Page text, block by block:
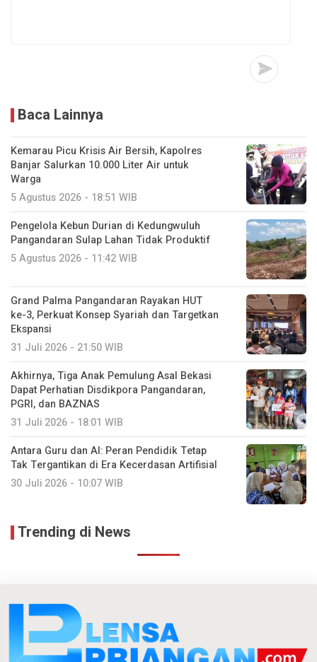
Baca Lainnya
Kemarau Picu Krisis Air Bersih, Kapolres
Banjar Salurkan 10.000 Liter Air untuk
Warga
5 Agustus 2026 - 18:51 WIB
Pengelola Kebun Durian di Kedungwuluh
Pangandaran Sulap Lahan Tidak Produktif ‎
5 Agustus 2026 - 11:42 WIB
Grand Palma Pangandaran Rayakan HUT
ke-3, Perkuat Konsep Syariah dan Targetkan
Ekspansi
31 Juli 2026 - 21:50 WIB
Akhirnya, Tiga Anak Pemulung Asal Bekasi
Dapat Perhatian Disdikpora Pangandaran,
PGRI, dan BAZNAS
31 Juli 2026 - 18:01 WIB
Antara Guru dan AI: Peran Pendidik Tetap
Tak Tergantikan di Era Kecerdasan Artifisial
30 Juli 2026 - 10:07 WIB
Trending di News